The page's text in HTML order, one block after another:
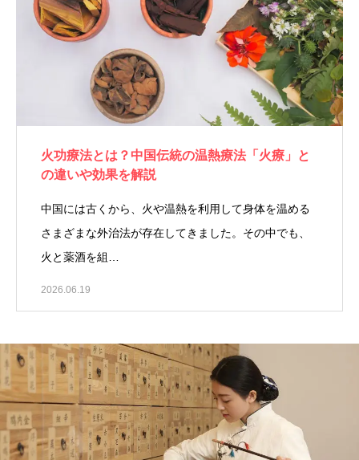
火功療法とは？中国伝統の温熱療法「火療」と
の違いや効果を解説
中国には古くから、火や温熱を利用して身体を温める
さまざまな外治法が存在してきました。その中でも、
火と薬酒を組…
2026.06.19